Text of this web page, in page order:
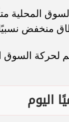
المحلية
منخفض
الأهم
اليوم